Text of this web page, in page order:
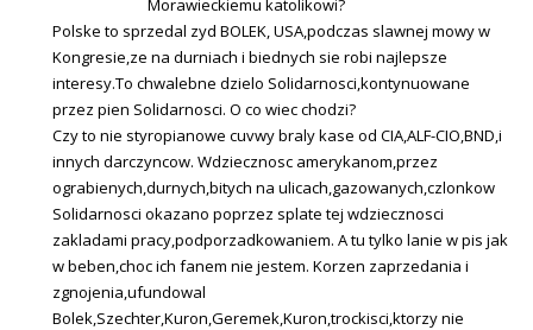
Morawieckiemu katolikowi?
Polske to sprzedal zyd BOLEK, USA,podczas slawnej mowy w
Kongresie,ze na durniach i biednych sie robi najlepsze
interesy.To chwalebne dzielo Solidarnosci,kontynuowane
przez pien Solidarnosci. O co wiec chodzi?
Czy to nie styropianowe cuvwy braly kase od CIA,ALF-CIO,BND,i
innych darczyncow. Wdziecznosc amerykanom,przez
ograbienych,durnych,bitych na ulicach,gazowanych,czlonkow
Solidarnosci okazano poprzez splate tej wdziecznosci
zakladami pracy,podporzadkowaniem. A tu tylko lanie w pis jak
w beben,choc ich fanem nie jestem. Korzen zaprzedania i
zgnojenia,ufundowal
Bolek,Szechter,Kuron,Geremek,Kuron,trockisci,ktorzy nie